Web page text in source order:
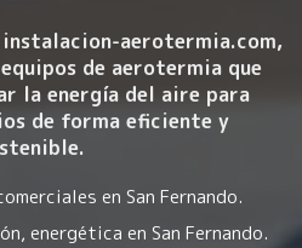
aerotermia.com,
de aerotermia que
la energía del aire para
de forma eficiente y
en San Fernando.
energética en San Fernando.